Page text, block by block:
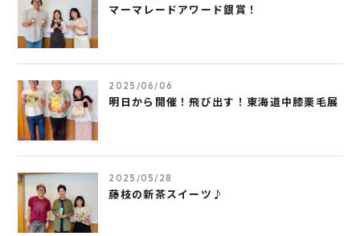
マーマレードアワード銀賞！
2025/06/06
明日から開催！飛び出す！東海道中膝栗毛展
2025/05/28
藤枝の新茶スイーツ♪